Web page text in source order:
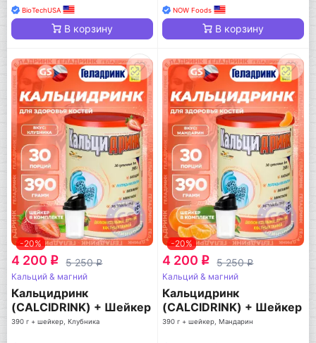
BioTechUSA
В корзину
NOW Foods
В корзину
-20%
4 200 q 5 250q
Кальций & магний
Кальцидринк
(CALCIDRINK) + Шейкер
390 г + шейкер, Клубника
-20%
4 200 q 5 250q
Кальций & магний
Кальцидринк
(CALCIDRINK) + Шейкер
390 г + шейкер, Мандарин